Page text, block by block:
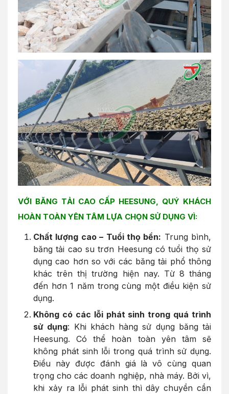
VỚI BĂNG TẢI CAO CẤP HEESUNG, QUÝ KHÁCH
HOÀN TOÀN YÊN TÂM LỰA CHỌN SỬ DỤNG VÌ:
Chất lượng cao – Tuổi thọ bền: Trung bình,
băng tải cao su trơn Heesung có tuổi thọ sử
dụng cao hơn so với các băng tải phổ thông
khác trên thị trường hiện nay. Từ 8 tháng
đến hơn 1 năm trong cùng một điều kiện sử
dụng.
Không có các lỗi phát sinh trong quá trình
sử dụng: Khi khách hàng sử dụng băng tải
Heesung. Có thể hoàn toàn yên tâm sẽ
không phát sinh lỗi trong quá trình sử dụng.
Điều này được đánh giá là vô cùng quan
trọng cho các doanh nghiệp, nhà máy. Bởi vì,
khi xảy ra lỗi phát sinh thì dây chuyền cần